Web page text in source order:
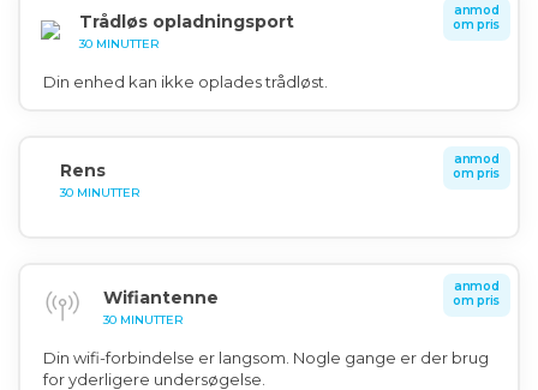
Trådløs opladningsport
30 MINUTTER
anmod
om pris
Din enhed kan ikke oplades trådløst.
Rens
30 MINUTTER
anmod
om pris
Wifiantenne
30 MINUTTER
anmod
om pris
Din wifi-forbindelse er langsom. Nogle gange er der brug
for yderligere undersøgelse.